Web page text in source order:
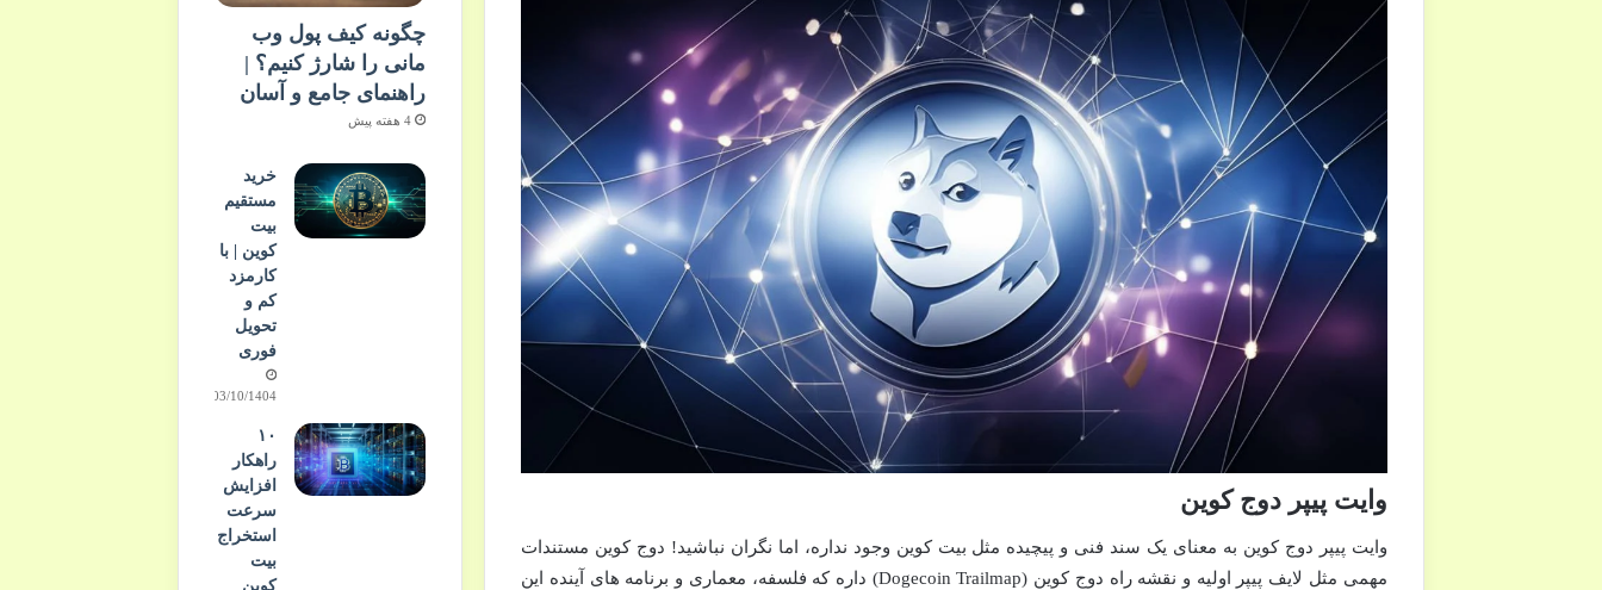
وایت پیپر دوج کوین
وایت پیپر دوج کوین به معنای یک سند فنی و پیچیده مثل بیت کوین وجود نداره، اما نگران نباشید! دوج کوین مستندات
مهمی مثل لایف پیپر اولیه و نقشه راه دوج کوین (Dogecoin Trailmap) داره که فلسفه، معماری و برنامه های آینده این
چگونه کیف پول وب
مانی را شارژ کنیم؟ |
راهنمای جامع و آسان
4 هفته پیش
خرید
مستقیم
بیت
کوین | با
کارمزد
کم و
تحویل
فوری
03/10/1404
۱۰
راهکار
افزایش
سرعت
استخراج
بیت
کوین